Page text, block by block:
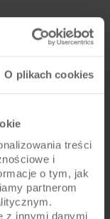
O plikach cookies
treści
i
o tym, jak
partnerom
z innymi danymi
-
STANDARD